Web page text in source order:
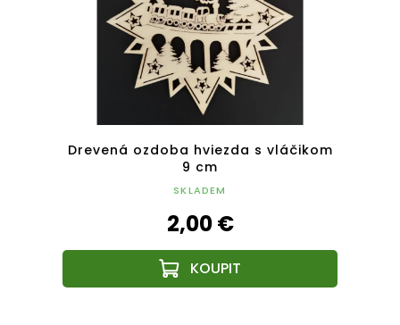
Drevená ozdoba hviezda s vláčikom
9 cm
SKLADEM
2,00 €